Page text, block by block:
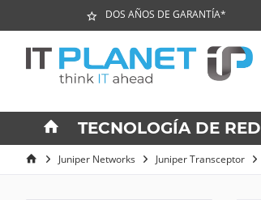
DOS AÑOS DE GARANTÍA*
TECNOLOGÍA DE RED
Juniper Networks Juniper Transceptor